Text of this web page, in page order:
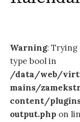
Warning: Trying
type bool in
/data/web/
mains/
content/
output.php on